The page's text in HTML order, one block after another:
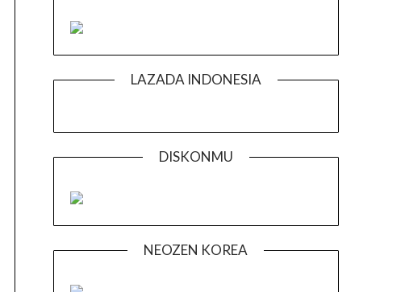
LAZADA INDONESIA
DISKONMU
NEOZEN KOREA